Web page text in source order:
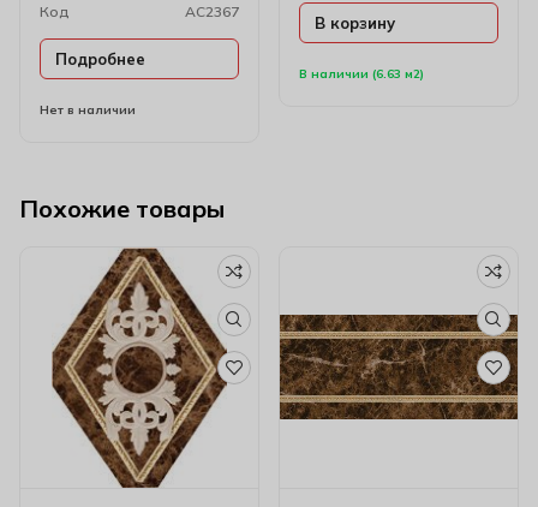
Нет в наличии
Код
AC2367
Подробнее
В наличии (6.63 м2)
В корзину
Похожие товары